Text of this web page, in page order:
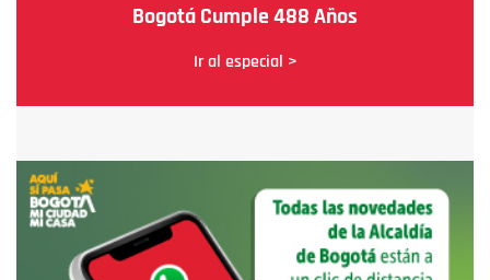
Bogotá Cumple 488 Años
Ir al especial >